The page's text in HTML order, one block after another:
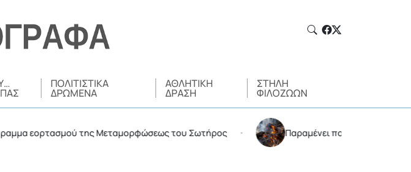
ΠΟΛΙΤΙΣΤΙΚΆ
ΔΡΏΜΕΝΑ
ΑΘΛΗΤΙΚΉ
ΔΡΆΣΗ
ΣΤΉΛΗ
ΦΙΛΌΖΩΩΝ
εορτασμού της Μεταμορφώσεως του Σωτήρος • Παραμένει πολύ υψηλός ο κίνδυνος